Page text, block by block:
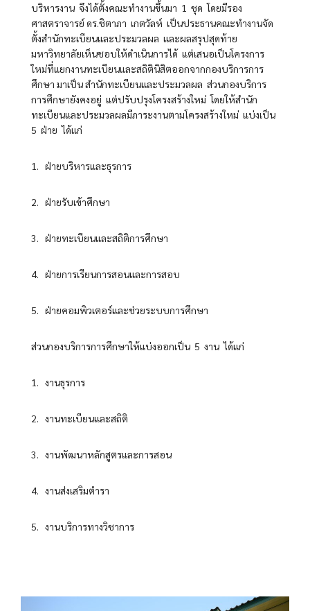
บริหารงาน จึงได้ตั้งคณะทำงานขึ้นมา 1 ชุด โดยมีรอง
ศาสตราจารย์ ดร.ชิตาภา เกตวัลห์ เป็นประธานคณะทำงานจัด
ตั้งสำนักทะเบียนและประมวลผล และผลสรุปสุดท้าย
มหาวิทยาลัยเห็นชอบให้ดำเนินการได้ แต่เสนอเป็นโครงการ
ใหม่ที่แยกงานทะเบียนและสถิตินิสิตออกจากกองบริการการ
ศึกษา มาเป็น สำนักทะเบียนและประมวลผล ส่วนกองบริการ
การศึกษายังคงอยู่ แต่ปรับปรุงโครงสร้างใหม่ โดยให้สำนัก
ทะเบียนและประมวลผลมีภาระงานตามโครงสร้างใหม่ แบ่งเป็น
5 ฝ่าย ได้แก่
1. ฝ่ายบริหารและธุรการ
2. ฝ่ายรับเข้าศึกษา
3. ฝ่ายทะเบียนและสถิติการศึกษา
4. ฝ่ายการเรียนการสอนและการสอบ
5. ฝ่ายคอมพิวเตอร์และช่วยระบบการศึกษา
ส่วนกองบริการการศึกษาให้แบ่งออกเป็น 5 งาน ได้แก่
1. งานธุรการ
2. งานทะเบียนและสถิติ
3. งานพัฒนาหลักสูตรและการสอน
4. งานส่งเสริมตำรา
5. งานบริการทางวิชาการ